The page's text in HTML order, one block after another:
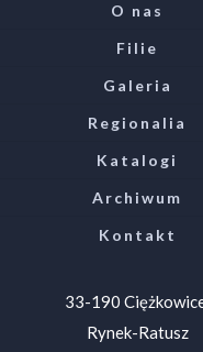
O nas
Filie
Galeria
Regionalia
Katalogi
Archiwum
Kontakt
33-190
Rynek-Ratusz